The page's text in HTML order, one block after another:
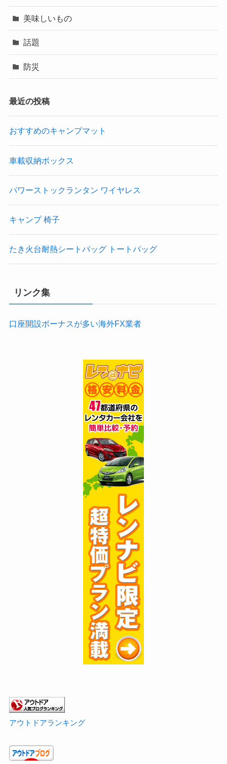
美味しいもの
話題
防災
最近の投稿
おすすめのキャンプマット
車載収納ボックス
パワーストックランタン ワイヤレス
キャンプ 椅子
たき火台耐熱シートバッグ トートバッグ
リンク集
口座開設ボーナスが多い海外FX業者
アウトドアランキング